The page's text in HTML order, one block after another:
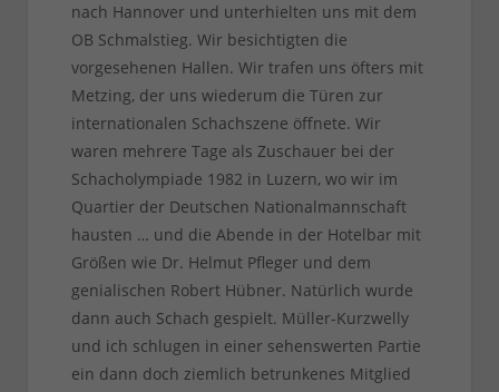
nach Hannover und unterhielten uns mit dem
OB Schmalstieg. Wir besichtigten die
vorgesehenen Hallen. Wir trafen uns öfters mit
Metzing, der uns wiederum die Türen zur
internationalen Schachszene öffnete. Wir
waren mehrere Tage als Zuschauer bei der
Schacholympiade 1982 in Luzern, wo wir im
Quartier der Deutschen Nationalmannschaft
hausten … und die Abende in der Hotelbar mit
Größen wie Dr. Helmut Pfleger und dem
genialischen Robert Hübner. Natürlich wurde
dann auch Schach gespielt. Müller-Kurzwelly
und ich schlugen in einer sehenswerten Partie
ein dann doch ziemlich betrunkenes Mitglied